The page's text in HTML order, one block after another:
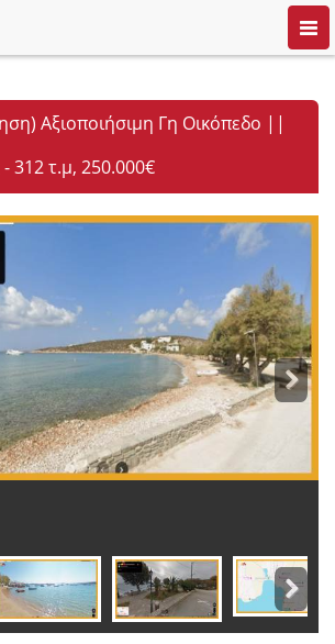
Αξιοποιήσιμη Γη Οικόπεδο ||
312 τ.μ, 250.000€